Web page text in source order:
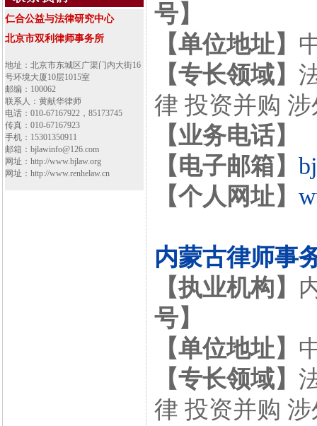
仁合公益与法律研究中心
北京市双利律师事务所
地址：北京市东城区广渠门内大街16
号环境大厦10层1015室
邮编：100062
联系人：黄献华律师
电话：010-67167922，85173745
传真：010-67167923
手机：15301350911
邮箱：bjlawinfo@126.com
网址：http://www.bjlaw.org
网址：http://www.renhelaw.cn
号】
【单位地址】
【专长领域】
律 投资并购
【业务电话】
【电子邮箱】
【个人网址】
内蒙古律师事
【执业机构】
号】
【单位地址】
【专长领域】
律 投资并购